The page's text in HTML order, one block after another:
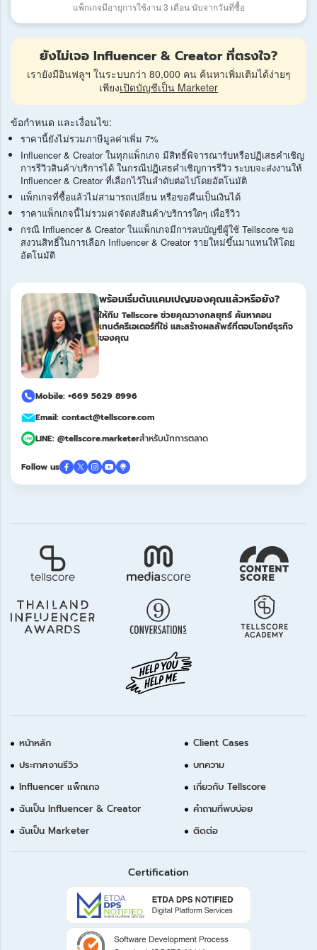
แพ็กเกจมีอายุการใช้งาน 3 เดือน นับจากวันที่ซื้อ
ยังไม่เจอ Influencer & Creator ที่ตรงใจ?
เรายังมีอินฟลูฯ ในระบบกว่า 80,000 คน ค้นหาเพิ่มเติมได้ง่ายๆ
เพียงเปิดบัญชีเป็น Marketer
ข้อกำหนด และเงื่อนไข:
ราคานี้ยังไม่รวมภาษีมูลค่าเพิ่ม 7%
Influencer & Creator ในทุกแพ็กเกจ มีสิทธิ์พิจารณารับหรือปฏิเสธคำเชิญ
การรีวิวสินค้า/บริการได้ ในกรณีปฏิเสธคำเชิญการรีวิว ระบบจะส่งงานให้
Influencer & Creator ที่เลือกไว้ในลำดับต่อไปโดยอัตโนมัติ
แพ็กเกจที่ซื้อแล้วไม่สามารถเปลี่ยน หรือขอคืนเป็นเงินได้
ราคาแพ็กเกจนี้ไม่รวมค่าจัดส่งสินค้า/บริการใดๆ เพื่อรีวิว
กรณี Influencer & Creator ในแพ็กเกจมีการลบบัญชีผู้ใช้ Tellscore ขอ
สงวนสิทธิ์ในการเลือก Influencer & Creator รายใหม่ขึ้นมาแทนให้โดย
อัตโนมัติ
พร้อมเริ่มต้นแคมเปญของคุณแล้วหรือยัง?
ให้ทีม Tellscore ช่วยคุณวางกลยุทธ์ ค้นหาคอน
เทนต์ครีเอเตอร์ที่ใช่ และสร้างผลลัพธ์ที่ตอบโจทย์ธุรกิจ
ของคุณ
Mobile: +669 5629 8996
Email: contact@tellscore.com
LINE: @tellscore.marketerสำหรับนักการตลาด
Follow us
หน้าหลัก
ประกาศงานรีวิว
Influencer แพ็กเกจ
ฉันเป็น Influencer & Creator
ฉันเป็น Marketer
Client Cases
บทความ
เกี่ยวกับ Tellscore
คำถามที่พบบ่อย
ติดต่อ
Certification